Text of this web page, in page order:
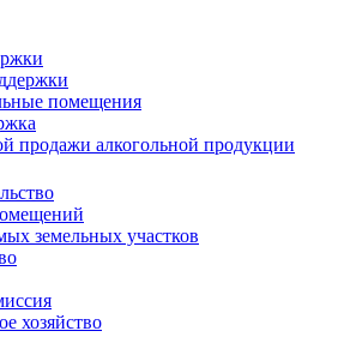
помещения
продажи алкогольной продукции
земельных участков
хозяйство